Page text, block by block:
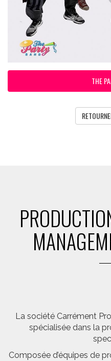
THE
La société Carrément
spécialisée dans la
Composée d’équipes de